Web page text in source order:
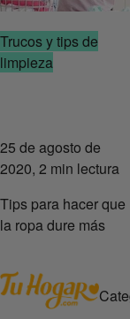
Trucos y tips de
limpieza
25 de agosto de
2020, 2 min lectura
Tips para hacer que
la ropa dure más